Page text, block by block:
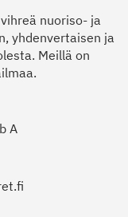
nuoriso- ja
yhdenvertaisen ja
Meillä on
A